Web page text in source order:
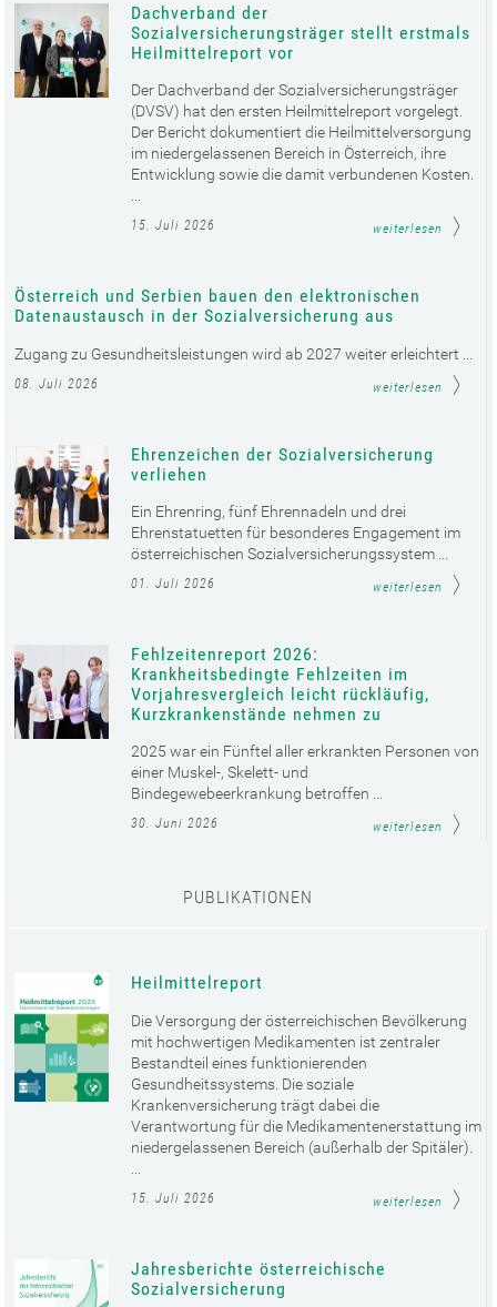
Dachverband der
Sozialversicherungsträger stellt erstmals
Heilmittelreport vor
Der Dachverband der Sozialversicherungsträger
(DVSV) hat den ersten Heilmittelreport vorgelegt.
Der Bericht dokumentiert die Heilmittelversorgung
im niedergelassenen Bereich in Österreich, ihre
Entwicklung sowie die damit verbundenen Kosten.
15. Juli 2026 weiterlesen
Österreich und Serbien bauen den elektronischen
Datenaustausch in der Sozialversicherung aus
Zugang zu Gesundheitsleistungen wird ab 2027 weiter erleichtert ...
08. Juli 2026 weiterlesen
Ehrenzeichen der Sozialversicherung
verliehen
Ein Ehrenring, fünf Ehrennadeln und drei
Ehrenstatuetten für besonderes Engagement im
österreichischen Sozialversicherungssystem ...
01. Juli 2026 weiterlesen
Fehlzeitenreport 2026:
Krankheitsbedingte Fehlzeiten im
Vorjahresvergleich leicht rückläufig,
Kurzkrankenstände nehmen zu
2025 war ein Fünftel aller erkrankten Personen von
einer Muskel-, Skelett- und
Bindegewebeerkrankung betroffen ...
30. Juni 2026 weiterlesen
PUBLIKATIONEN
Heilmittelreport
Die Versorgung der österreichischen Bevölkerung
mit hochwertigen Medikamenten ist zentraler
Bestandteil eines funktionierenden
Gesundheitssystems. Die soziale
Krankenversicherung trägt dabei die
Verantwortung für die Medikamentenerstattung im
niedergelassenen Bereich (außerhalb der Spitäler).
15. Juli 2026 weiterlesen
Jahresberichte österreichische
Sozialversicherung